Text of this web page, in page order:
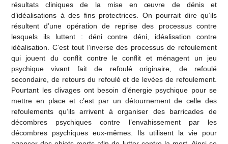
résultats cliniques de la mise en œuvre de dénis et
d’idéalisations à des fins protectrices. On pourrait dire qu’ils
résultent d’une opération de reprise des processus contre
lesquels ils luttent : déni contre déni, idéalisation contre
idéalisation. C’est tout l’inverse des processus de refoulement
qui jouent du conflit contre le conflit et ménagent un jeu
psychique vivant fait de refoulé originaire, de refoulé
secondaire, de retours du refoulé et de levées de refoulement.
Pourtant les clivages ont besoin d’énergie psychique pour se
mettre en place et c’est par un détournement de celle des
refoulements qu’ils arrivent à organiser des barricades de
décombres psychiques contre l’envahissement par les
décombres psychiques eux-mêmes. Ils utilisent la vie pour